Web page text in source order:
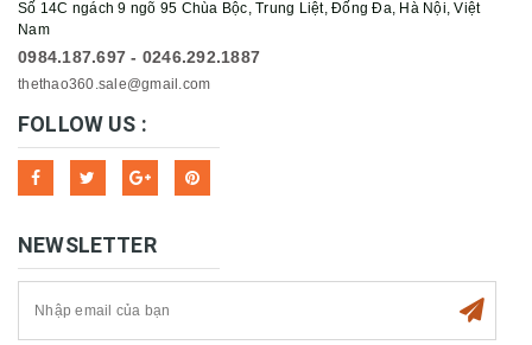
Số 14C ngách 9 ngõ 95 Chùa Bộc, Trung Liệt, Đống Đa, Hà Nội, Việt
Nam
0984.187.697 - 0246.292.1887
thethao360.sale@gmail.com
FOLLOW US :
NEWSLETTER